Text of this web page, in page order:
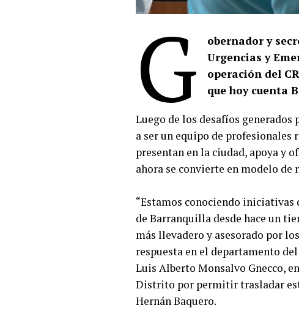
G
obernador y
Urgencias y
operación del
que hoy cuenta
Luego de los desafíos generados
a ser un equipo de profesionales
presentan en la ciudad, apoya y
ahora se convierte en modelo
“Estamos conociendo iniciativas
de Barranquilla desde hace un
más llevadero y asesorado por
respuesta en el departamento
Luis Alberto Monsalvo Gnecco,
Distrito por permitir trasladar
Hernán Baquero.